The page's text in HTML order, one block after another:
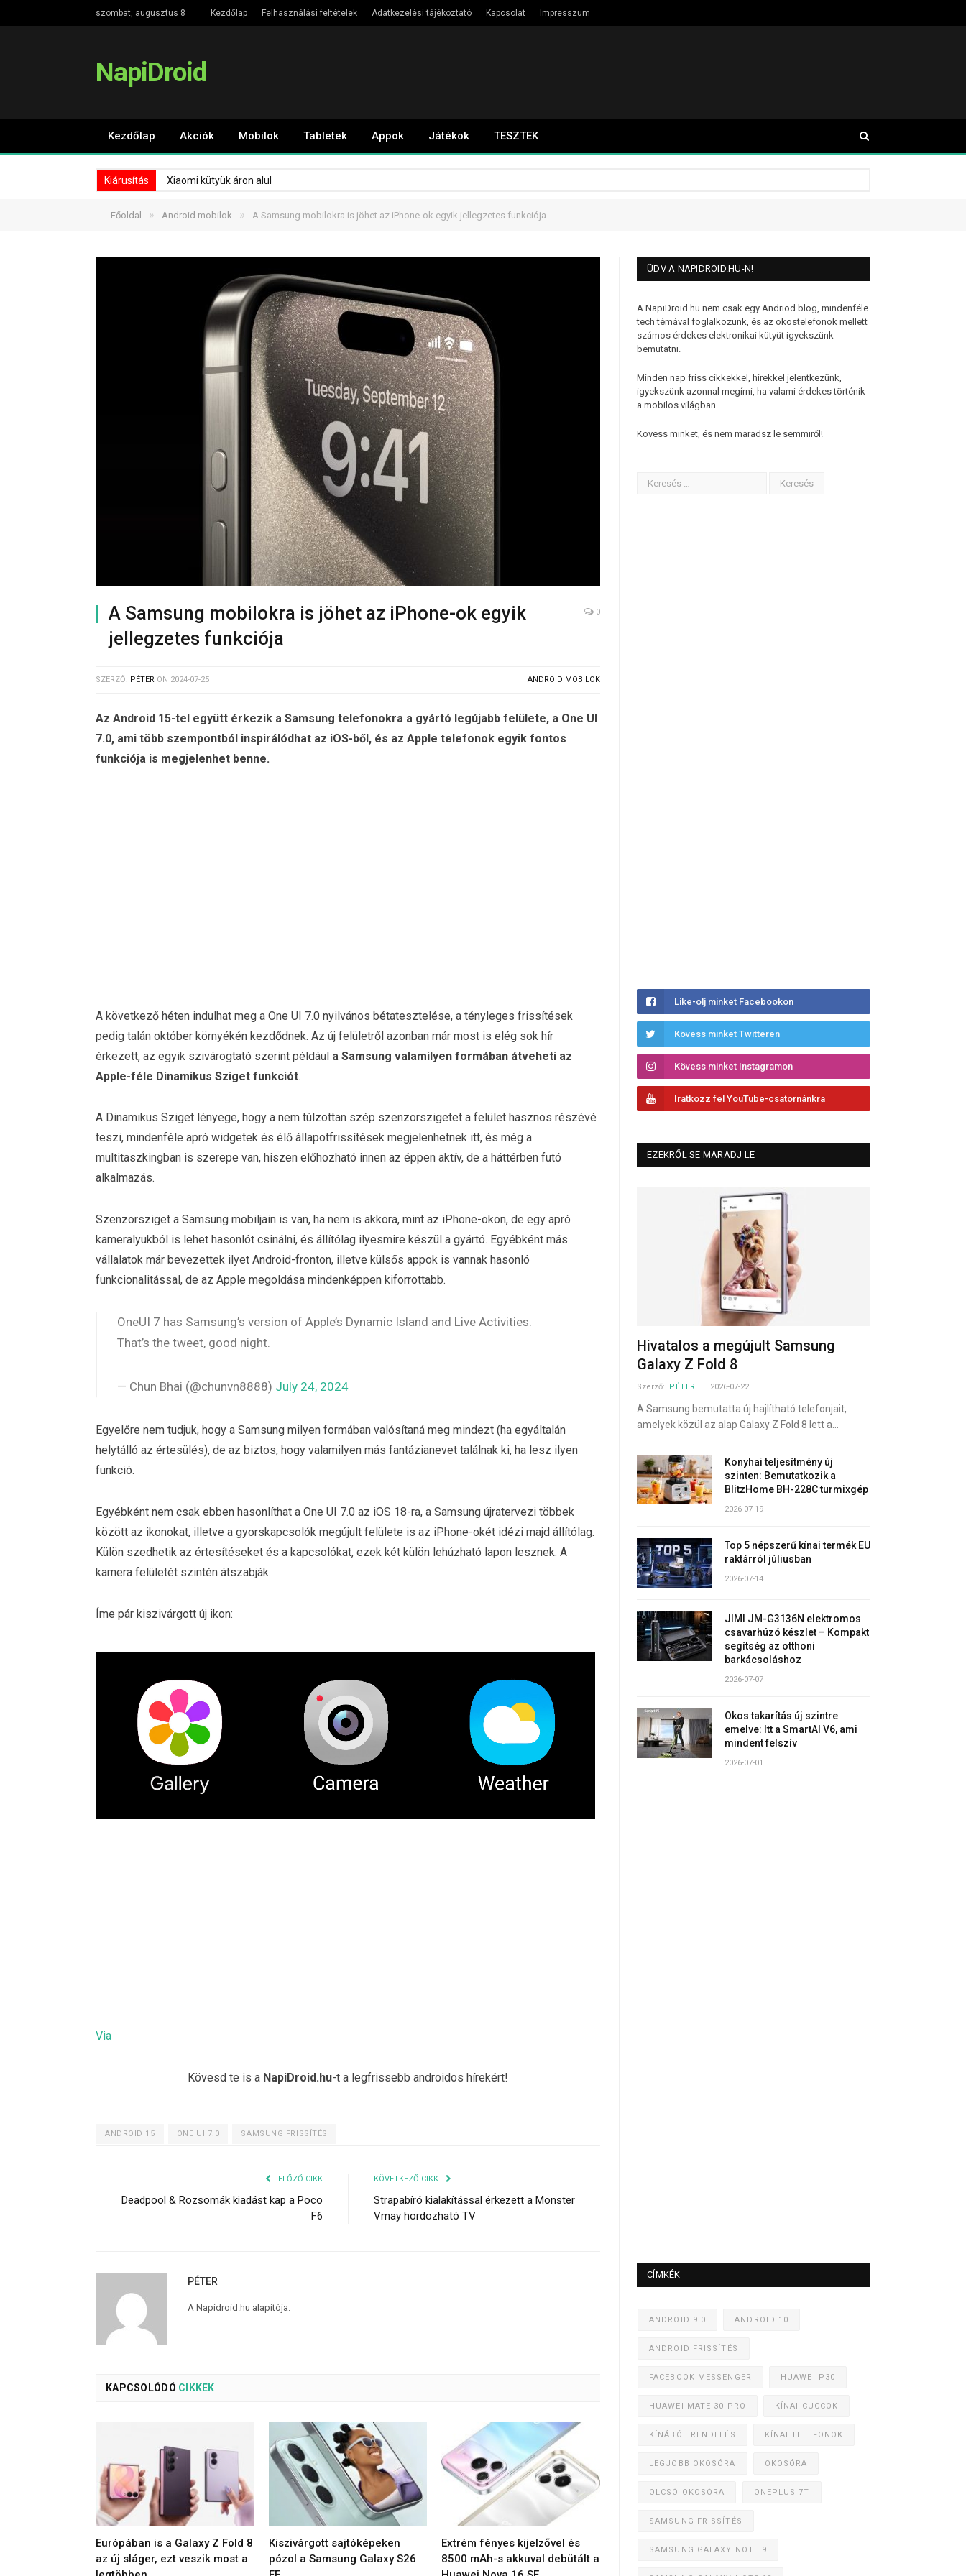
szombat, augusztus 8 Kezdőlap Felhasználási feltételek Adatkezelési tájékoztató Kapcsolat Impresszum
NapiDroid
Kezdőlap Akciók Mobilok Tabletek Appok Játékok TESZTEK
Kiárusítás Xiaomi kütyük áron alul
Főoldal » Android mobilok » A Samsung mobilokra is jöhet az iPhone-ok egyik jellegzetes funkciója
A Samsung mobilokra is jöhet az iPhone-ok egyik
jellegzetes funkciója
0
SZERZŐ: PÉTER ON 2024-07-25 ANDROID MOBILOK
Az Android 15-tel együtt érkezik a Samsung telefonokra a gyártó legújabb felülete, a One UI
7.0, ami több szempontból inspirálódhat az iOS-ből, és az Apple telefonok egyik fontos
funkciója is megjelenhet benne.
A következő héten indulhat meg a One UI 7.0 nyilvános bétatesztelése, a tényleges frissítések
pedig talán október környékén kezdődnek. Az új felületről azonban már most is elég sok hír
érkezett, az egyik szivárogtató szerint például a Samsung valamilyen formában átveheti az
Apple-féle Dinamikus Sziget funkciót.
A Dinamikus Sziget lényege, hogy a nem túlzottan szép szenzorszigetet a felület hasznos részévé
teszi, mindenféle apró widgetek és élő állapotfrissítések megjelenhetnek itt, és még a
multitaszkingban is szerepe van, hiszen előhozható innen az éppen aktív, de a háttérben futó
alkalmazás.
Szenzorsziget a Samsung mobiljain is van, ha nem is akkora, mint az iPhone-okon, de egy apró
kameralyukból is lehet hasonlót csinálni, és állítólag ilyesmire készül a gyártó. Egyébként más
vállalatok már bevezettek ilyet Android-fronton, illetve külsős appok is vannak hasonló
funkcionalitással, de az Apple megoldása mindenképpen kiforrottabb.
OneUI 7 has Samsung’s version of Apple’s Dynamic Island and Live Activities.
That’s the tweet, good night.
— Chun Bhai (@chunvn8888) July 24, 2024
Egyelőre nem tudjuk, hogy a Samsung milyen formában valósítaná meg mindezt (ha egyáltalán
helytálló az értesülés), de az biztos, hogy valamilyen más fantázianevet találnak ki, ha lesz ilyen
funkció.
Egyébként nem csak ebben hasonlíthat a One UI 7.0 az iOS 18-ra, a Samsung újratervezi többek
között az ikonokat, illetve a gyorskapcsolók megújult felülete is az iPhone-okét idézi majd állítólag.
Külön szedhetik az értesítéseket és a kapcsolókat, ezek két külön lehúzható lapon lesznek. A
kamera felületét szintén átszabják.
Íme pár kiszivárgott új ikon:
Via
Kövesd te is a NapiDroid.hu-t a legfrissebb androidos hírekért!
ANDROID 15 ONE UI 7.0 SAMSUNG FRISSÍTÉS
ELŐZŐ CIKK
Deadpool & Rozsomák kiadást kap a Poco
F6
KÖVETKEZŐ CIKK
Strapabíró kialakítással érkezett a Monster
Vmay hordozható TV
PÉTER
A Napidroid.hu alapítója.
KAPCSOLÓDÓ CIKKEK
Európában is a Galaxy Z Fold 8
az új sláger, ezt veszik most a
Kiszivárgott sajtóképeken
pózol a Samsung Galaxy S26
Extrém fényes kijelzővel és
8500 mAh-s akkuval debütált a
ÜDV A NAPIDROID.HU-N!
A NapiDroid.hu nem csak egy Andriod blog, mindenféle
tech témával foglalkozunk, és az okostelefonok mellett
számos érdekes elektronikai kütyüt igyekszünk
bemutatni.
Minden nap friss cikkekkel, hírekkel jelentkezünk,
igyekszünk azonnal megírni, ha valami érdekes történik
a mobilos világban.
Kövess minket, és nem maradsz le semmiről!
Like-olj minket Facebookon
Kövess minket Twitteren
Kövess minket Instagramon
Iratkozz fel YouTube-csatornánkra
EZEKRŐL SE MARADJ LE
Hivatalos a megújult Samsung
Galaxy Z Fold 8
Szerző: PÉTER 2026-07-22
A Samsung bemutatta új hajlítható telefonjait,
amelyek közül az alap Galaxy Z Fold 8 lett a…
Konyhai teljesítmény új
szinten: Bemutatkozik a
BlitzHome BH-228C turmixgép
2026-07-19
Top 5 népszerű kínai termék EU
raktárról júliusban
2026-07-14
JIMI JM-G3136N elektromos
csavarhúzó készlet – Kompakt
segítség az otthoni
barkácsoláshoz
2026-07-07
Okos takarítás új szintre
emelve: Itt a SmartAI V6, ami
mindent felszív
2026-07-01
CÍMKÉK
ANDROID 9.0 ANDROID 10
ANDROID FRISSÍTÉS
FACEBOOK MESSENGER HUAWEI P30
HUAWEI MATE 30 PRO KÍNAI CUCCOK
KÍNÁBÓL RENDELÉS KÍNAI TELEFONOK
LEGJOBB OKOSÓRA OKOSÓRA
OLCSÓ OKOSÓRA ONEPLUS 7T
SAMSUNG FRISSÍTÉS
SAMSUNG GALAXY NOTE 9